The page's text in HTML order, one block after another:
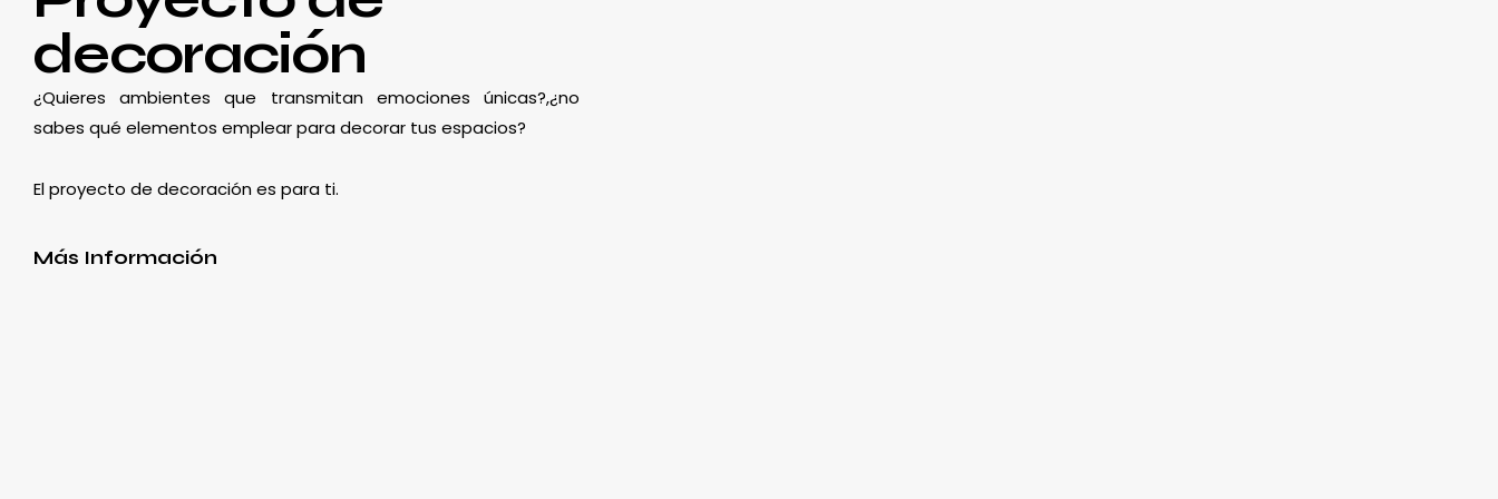
decoración
¿Quieres ambientes que transmitan emociones únicas?,¿no
sabes qué elementos emplear para decorar tus espacios?
El proyecto de decoración es para ti.
Más Información